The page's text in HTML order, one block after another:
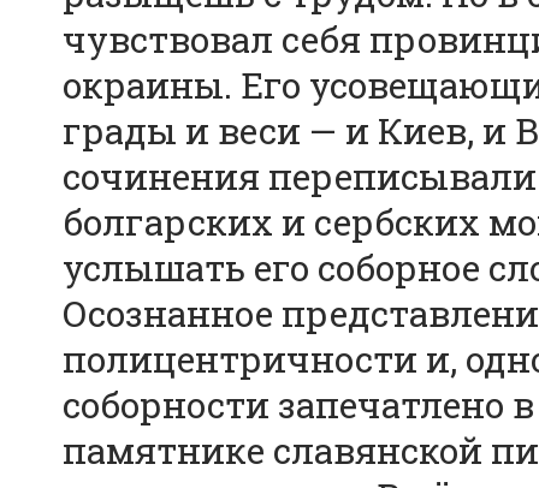
чувствовал себя
окраины. Его
грады и веси — и Киев, и
сочинения
болгарских и сербских
услышать его соборное
Осознанное
полицентричности и,
соборности запечатлено
памятнике славянской